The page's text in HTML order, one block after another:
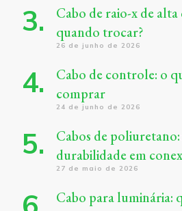
Cabo de raio-x de
quando trocar?
26 de junho de 2026
Cabo de controle: o
comprar
24 de junho de 2026
Cabos de poliuretano:
durabilidade em
27 de maio de 2026
Cabo para luminária: